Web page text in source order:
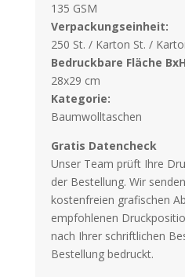
135 GSM
Verpackungseinheit:
250 St. / Karton St. /
Bedruckbare Fläche
28x29 cm
Kategorie:
Baumwolltaschen
Gratis Datencheck
Unser Team prüft Ihre
der Bestellung. Wir
kostenfreien grafischen
empfohlenen
nach Ihrer schriftlichen
Bestellung bedruckt.